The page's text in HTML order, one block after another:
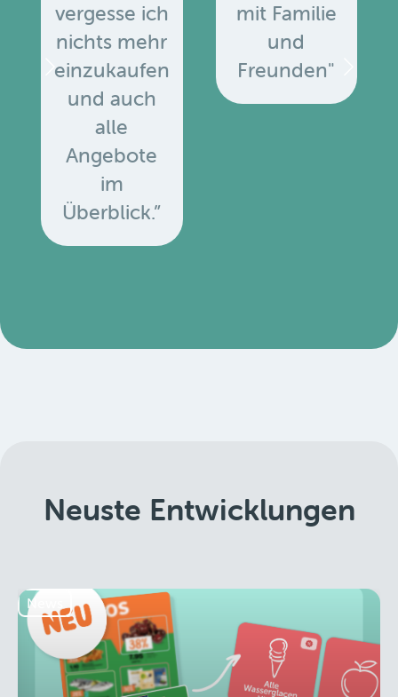
vergesse ich
nichts mehr
einzukaufen
und auch
alle
Angebote
im
Überblick.”
mit Familie
und
Freunden"
Neuste Entwicklungen
News